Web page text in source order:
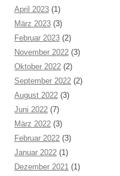
April 2023 (1)
März 2023 (3)
Februar 2023 (2)
November 2022 (3)
Oktober 2022 (2)
September 2022 (2)
August 2022 (3)
Juni 2022 (7)
März 2022 (3)
Februar 2022 (3)
Januar 2022 (1)
Dezember 2021 (1)